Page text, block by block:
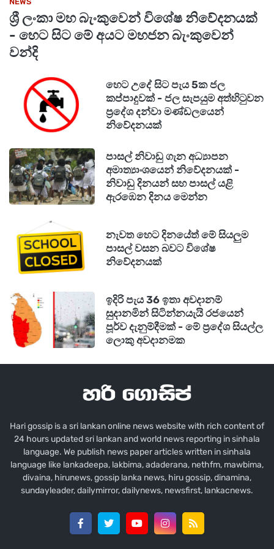
මෙවර ලෝක කුසලාන තරගාවලියට යුරෝපීය
සුදුසුකම් ලැබීමේ තරගාවලියෙන් සුදුසුකම් ලැබූ
රටවලින් පසු එහි ඉහළම දක්ෂතා දැක්වූ රට
ස්කොට්ලන්තය වේ.
ශ්‍රී ලංකා මහ බැංකුවෙන් විශේෂ නිවේදනයක්
- හෙට සිට මේ අයට මහජන බැංකුවෙන්
වන්දි
හෙට උදේ සිට පැය 5ක ජල
කප්පාදුවක් - ජල සැපයුම අත්හිටුවන
ප්‍රදේශ දන්වා මණ්ඩලයෙන්
නිවේදනයක්
පාසල් නිවාඩු ගැන අධ්‍යාපන
අමාත්‍යාංශයෙන් නිවේදනයක් -
නිවාඩු දිනයන් සහ පාසල් යළි
ඇරඹෙන දිනය මෙන්න
නැවත හෙට දිනයේත් මේ සියලුම
පාසල් වසන බවට විශේෂ
නිවේදනයක්
ඉදිරි පැය 36 ඉතා අවදානම්
සුදානමින් සිටින්නයැයි රජයෙන්
පූර්ව දැනුම්දීමක් - මේ ප්‍රදේශ සියල්ල
ලොකු අවදානමක
Hari gossip is a sri lankan online news website with rich content of
24 hours updated sri lankan and world news reporting in sinhala
language. We publish news paper articles written in sinhala
language like lankadeepa, lakbima, adaderana, nethfm, mawbima,
divaina, hirunews, gossip lanka news, hiru gossip, dinamina,
sundayleader, dailymirror, dailynews, newsfirst, lankacnews.